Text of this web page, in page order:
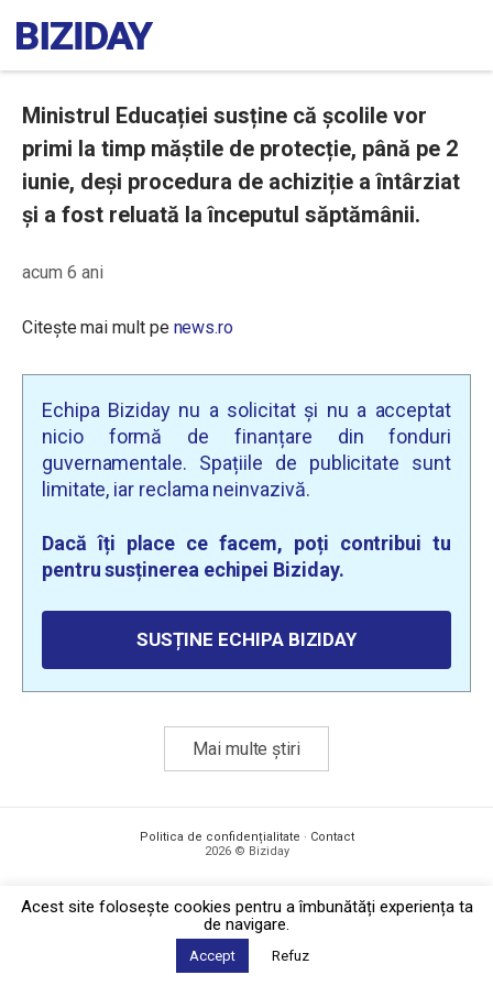
Ministrul Educației susține că școlile vor
primi la timp măștile de protecție, până pe 2
iunie, deși procedura de achiziție a întârziat
și a fost reluată la începutul săptămânii.
acum 6 ani
Citește mai mult pe news.ro
Echipa Biziday nu a solicitat și nu a acceptat
nicio formă de finanțare din fonduri
guvernamentale. Spațiile de publicitate sunt
limitate, iar reclama neinvazivă.
Dacă îți place ce facem, poți contribui tu
pentru susținerea echipei Biziday.
SUSȚINE ECHIPA BIZIDAY
Mai multe știri
Politica de confidențialitate · Contact
2026 © Biziday
Acest site foloseşte cookies pentru a îmbunătăți experiența ta
de navigare.
Accept Refuz